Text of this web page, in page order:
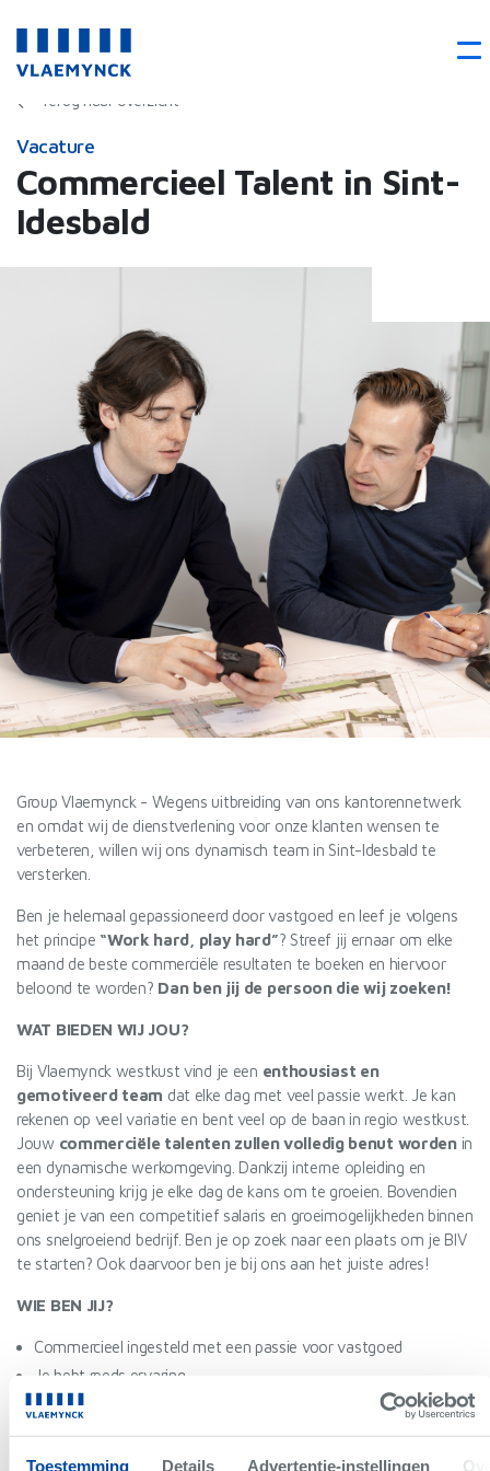
Toestemming Details Advertentie-instellingen
Terug naar overzicht
Vacature
Commercieel Talent in Sint-
Idesbald
Group Vlaemynck - Wegens uitbreiding van ons kantorennetwerk
en omdat wij de dienstverlening voor onze klanten wensen te
verbeteren, willen wij ons dynamisch team in Sint-Idesbald te
versterken.
Ben je helemaal gepassioneerd door vastgoed en leef je volgens
het principe “Work hard, play hard”? Streef jij ernaar om elke
maand de beste commerciële resultaten te boeken en hiervoor
beloond te worden? Dan ben jij de persoon die wij zoeken!
WAT BIEDEN WIJ JOU?
Bij Vlaemynck westkust vind je een enthousiast en
gemotiveerd team dat elke dag met veel passie werkt. Je kan
rekenen op veel variatie en bent veel op de baan in regio westkust.
Jouw commerciële talenten zullen volledig benut wordenin
een dynamische werkomgeving. Dankzij interne opleiding en
ondersteuning krijg je elke dag de kans om te groeien. Bovendien
geniet je van een competitief salaris en groeimogelijkheden binnen
ons snelgroeiend bedrijf. Ben je op zoek naar een plaats om je BIV
te starten? Ook daarvoor ben je bij ons aan het juiste adres!
WIE BEN JIJ?
Commercieel ingesteld met een passie voor vastgoed
Je hebt reeds ervaring
Zelfstandig en stressbestendig
Gedreven om klanten te adviseren en begeleiden bij hun
vastgoedtraject